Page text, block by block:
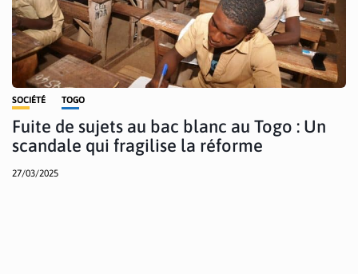
SOCIÉTÉ TOGO
Fuite de sujets au bac blanc au Togo : Un
scandale qui fragilise la réforme
27/03/2025